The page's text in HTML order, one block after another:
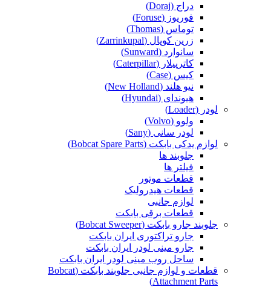
دراج (Doraj)
فوریوز (Foruse)
توماس (Thomas)
زرین کوپال (Zarrinkupal)
سانوارد (Sunward)
کاترپیلار (Caterpillar)
کیس (Case)
نیو هلند (New Holland)
هیوندای (Hyundai)
لودر (Loader)
ولوو (Volvo)
لودر سانی (Sany)
لوازم یدکی بابکت (Bobcat Spare Parts)
جلوبند ها
فیلتر ها
قطعات موتور
قطعات هیدرولیک
لوازم جانبی
قطعات برقی بابکت
جلوبند جارو بابکت (Bobcat Sweeper)
جارو تراکتوری ایران بابکت
جارو مینی لودر ایران بابکت
ساحل روب مینی لودر ایران بابکت
قطعات و لوازم جانبی جلوبند بابکت (Bobcat
Attachment Parts)